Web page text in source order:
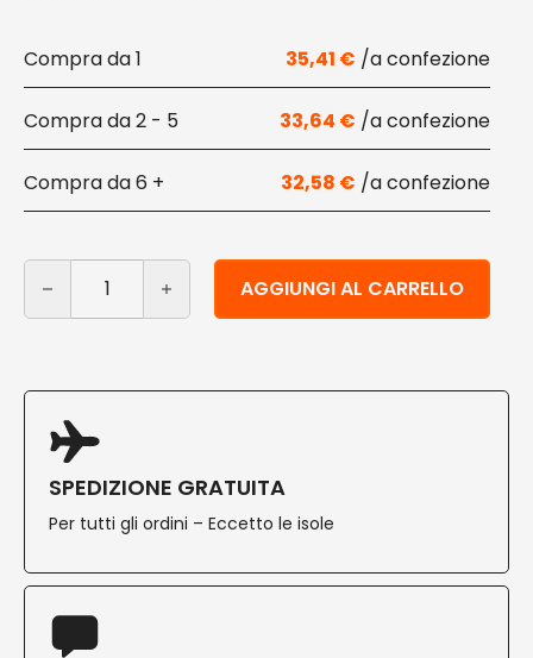
1 35,41 €
2 - 5 33,64 €
6 + 32,58 €
Coperchio in cartoncino per vaschetta 5-6 porzioni
AGGIUNGI AL CARRELLO
Alternative:
SPEDIZIONE GRATUITA
Per tutti gli ordini – Eccetto le isole